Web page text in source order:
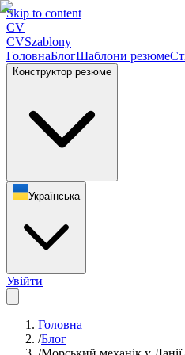
Skip to content
CV
CVSzablony
ГоловнаБлогШаблони резюме
Конструктор резюме
Українська
Увійти
Головна
/Блог